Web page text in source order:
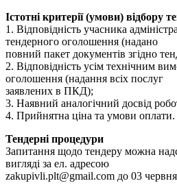
Істотні критерії (умови) відбору
1. Відповідність учасника
тендерного оголошення (надано
повний пакет документів згідно
2. Відповідність усім технічним
оголошення (надання всіх послуг
заявлених в ПКД);
3. Наявний аналогічний досвід
4. Прийнятна ціна та умови оплати.
Тендерні процедури
Запитання щодо тендеру можна
вигляді за ел. адресою
zakupivli.plt@gmail.com до 03